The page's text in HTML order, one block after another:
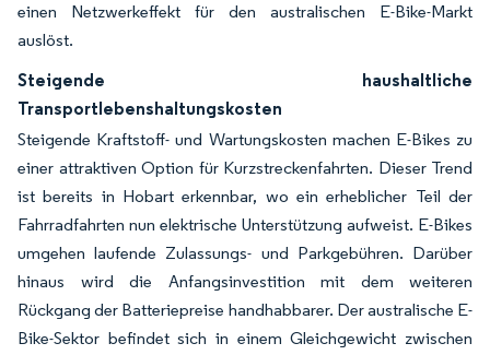
einen Netzwerkeffekt für den australischen E-Bike-Markt
auslöst.
Steigende haushaltliche
Transportlebenshaltungskosten
Steigende Kraftstoff- und Wartungskosten machen E-Bikes zu
einer attraktiven Option für Kurzstreckenfahrten. Dieser Trend
ist bereits in Hobart erkennbar, wo ein erheblicher Teil der
Fahrradfahrten nun elektrische Unterstützung aufweist. E-Bikes
umgehen laufende Zulassungs- und Parkgebühren. Darüber
hinaus wird die Anfangsinvestition mit dem weiteren
Rückgang der Batteriepreise handhabbarer. Der australische E-
Bike-Sektor befindet sich in einem Gleichgewicht zwischen